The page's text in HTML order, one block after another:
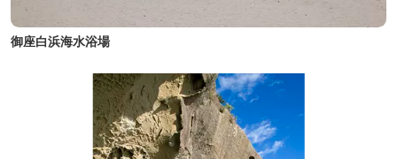
御座白浜海水浴場